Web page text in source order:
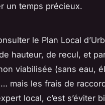
un temps précieux.
le Plan Local
hauteur, de recul, et
viabilisée (sans eau,
mais les frais de
local, c’est s’éviter